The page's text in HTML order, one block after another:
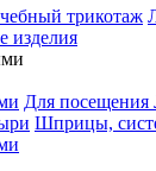
трикотаж
изделия
Для
Шприцы,